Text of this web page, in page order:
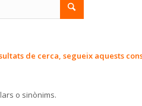
de cerca, segueix aquests
o sinònims.